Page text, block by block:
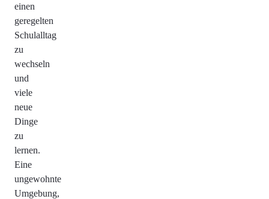
einen
geregelten
Schulalltag
zu
wechseln
und
viele
neue
Dinge
zu
lernen.
Eine
ungewohnte
Umgebung,